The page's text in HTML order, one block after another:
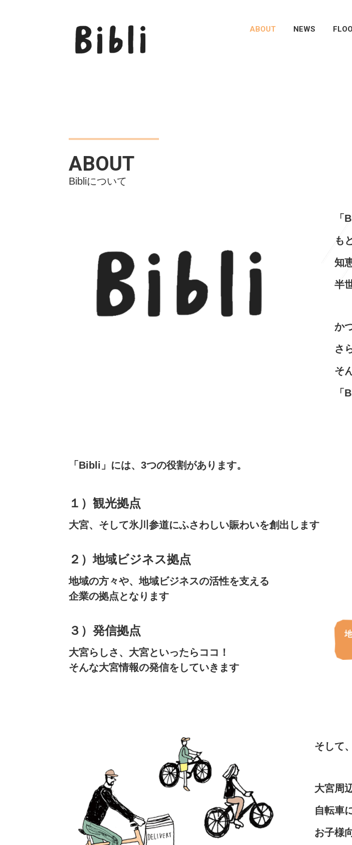
ABOUT NEWS
ABOUT
Bibliについて
「
も
知
半
か
さ
そ
「
「Bibli」には、 3つの役割があります。
１）観光拠点
大宮、そして氷川参道にふさわしい賑わいを創出します
２）地域ビジネス拠点
地域の方々や、地域ビジネスの活性を支える
企業の拠点となります
３）発信拠点
大宮らしさ、大宮といったらココ！
そんな大宮情報の発信をしていきます
そして
⼤宮周
⾃転⾞
お⼦様